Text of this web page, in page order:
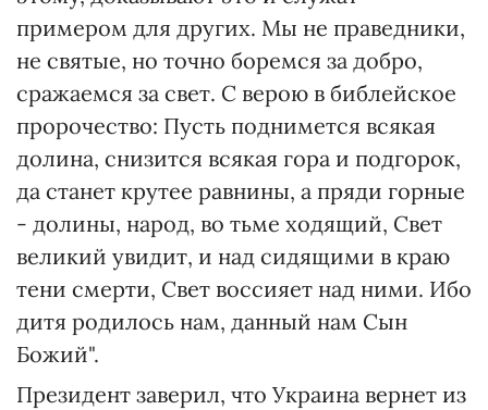
примером для других. Мы не праведники,
не святые, но точно боремся за добро,
сражаемся за свет. С верою в библейское
пророчество: Пусть поднимется всякая
долина, снизится всякая гора и подгорок,
да станет крутее равнины, а пряди горные
- долины, народ, во тьме ходящий, Свет
великий увидит, и над сидящими в краю
тени смерти, Свет воссияет над ними. Ибо
дитя родилось нам, данный нам Сын
Божий".
Президент заверил, что Украина вернет из